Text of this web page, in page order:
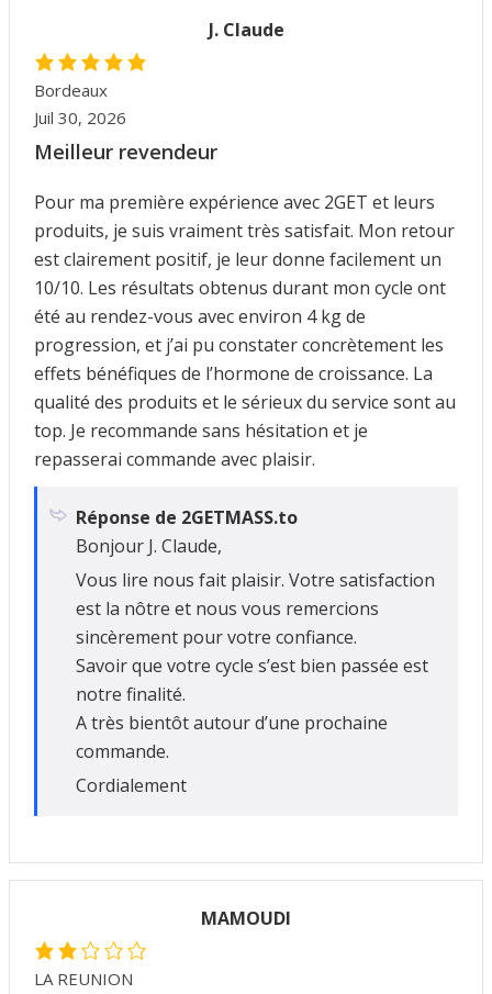
J. Claude
Bordeaux
Juil 30, 2026
Meilleur revendeur
Pour ma première expérience avec 2GET et leurs
produits, je suis vraiment très satisfait. Mon retour
est clairement positif, je leur donne facilement un
10/10. Les résultats obtenus durant mon cycle ont
été au rendez-vous avec environ 4 kg de
progression, et j’ai pu constater concrètement les
effets bénéfiques de l’hormone de croissance. La
qualité des produits et le sérieux du service sont au
top. Je recommande sans hésitation et je
repasserai commande avec plaisir.
Réponse de 2GETMASS.to
Bonjour J. Claude,
Vous lire nous fait plaisir. Votre satisfaction
est la nôtre et nous vous remercions
sincèrement pour votre confiance.
Savoir que votre cycle s’est bien passée est
notre finalité.
A très bientôt autour d’une prochaine
commande.
Cordialement
MAMOUDI
LA REUNION